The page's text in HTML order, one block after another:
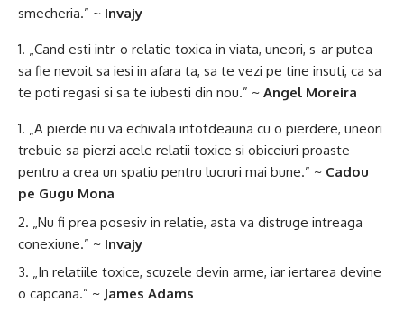
smecheria.” ~ Invajy
„Cand esti intr-o relatie toxica in viata, uneori, s-ar putea
sa fie nevoit sa iesi in afara ta, sa te vezi pe tine insuti, ca sa
te poti regasi si sa te iubesti din nou.” ~ Angel Moreira
„A pierde nu va echivala intotdeauna cu o pierdere, uneori
trebuie sa pierzi acele relatii toxice si obiceiuri proaste
pentru a crea un spatiu pentru lucruri mai bune.” ~ Cadou
pe Gugu Mona
„Nu fi prea posesiv in relatie, asta va distruge intreaga
conexiune.” ~ Invajy
„In relatiile toxice, scuzele devin arme, iar iertarea devine
o capcana.” ~ James Adams